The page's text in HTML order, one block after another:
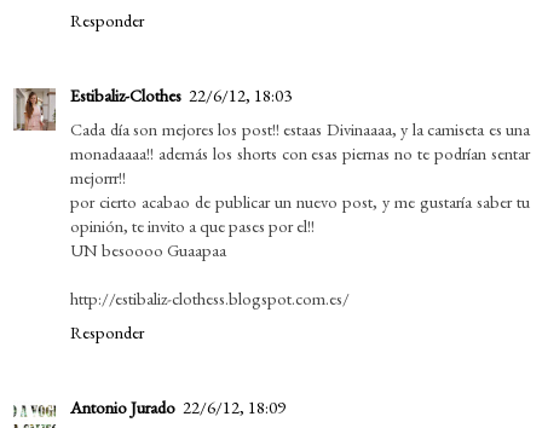
Responder
Estibaliz-Clothes 22/6/12, 18:03
Cada día son mejores los post!! estaas Divinaaaa, y la camiseta es una
monadaaaa!! además los shorts con esas piernas no te podrían sentar
mejorrr!!
por cierto acabao de publicar un nuevo post, y me gustaría saber tu
opinión, te invito a que pases por el!!
UN besoooo Guaapaa
http://estibaliz-clothess.blogspot.com.es/
Responder
Antonio Jurado 22/6/12, 18:09